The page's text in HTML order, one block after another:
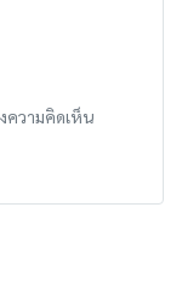
ความคิดเห็น